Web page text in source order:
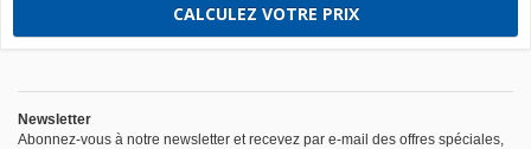
CALCULEZ VOTRE PRIX
Newsletter
Abonnez-vous à notre newsletter et recevez par e-mail des offres spéciales,